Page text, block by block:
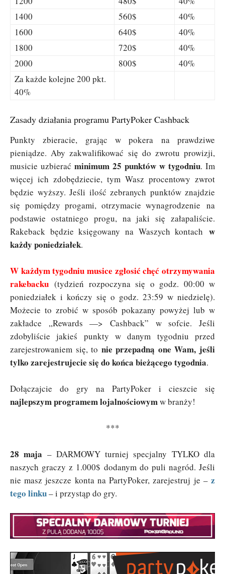
1400
560$
40%
1600
640$
40%
1800
720$
40%
2000
800$
40%
Za każde kolejne 200 pkt.
40%
Zasady działania programu PartyPoker Cashback
Punkty zbieracie, grając w pokera na prawdziwe
pieniądze. Aby zakwalifikować się do zwrotu prowizji,
musicie uzbierać minimum 25 punktów w tygodniu. Im
więcej ich zdobędziecie, tym Wasz procentowy zwrot
będzie wyższy. Jeśli ilość zebranych punktów znajdzie
się pomiędzy progami, otrzymacie wynagrodzenie na
podstawie ostatniego progu, na jaki się załapaliście.
Rakeback będzie księgowany na Waszych kontach w
każdy poniedziałek.
W każdym tygodniu musice zgłosić chęć otrzymywania
rakebacku(tydzień rozpoczyna się o godz. 00:00 w
poniedziałek i kończy się o godz. 23:59 w niedzielę).
Możecie to zrobić w sposób pokazany powyżej lub w
zakładce „Rewards —> Cashback” w sofcie. Jeśli
zdobyliście jakieś punkty w danym tygodniu przed
zarejestrowaniem się, to nie przepadną one Wam, jeśli
tylko zarejestrujecie się do końca bieżącego tygodnia.
Dołączajcie do gry na PartyPoker i cieszcie się
najlepszym programem lojalnościowymw branży!
***
28 maja – DARMOWY turniej specjalny TYLKO dla
naszych graczy z 1.000$ dodanym do puli nagród. Jeśli
nie masz jeszcze konta na PartyPoker, zarejestruj je – z
tego linku– i przystąp do gry.